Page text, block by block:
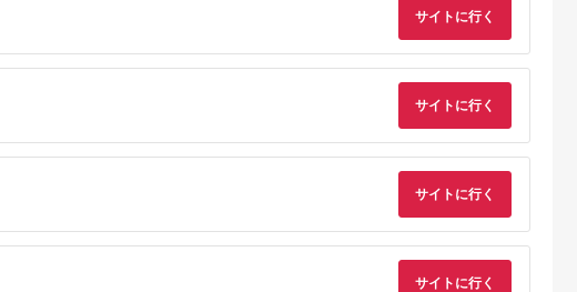
出典：ふるさとチョイ
出典：ふるさとチョ
サイトに行く
サイトに行く
サイトに行く
サイトに行く